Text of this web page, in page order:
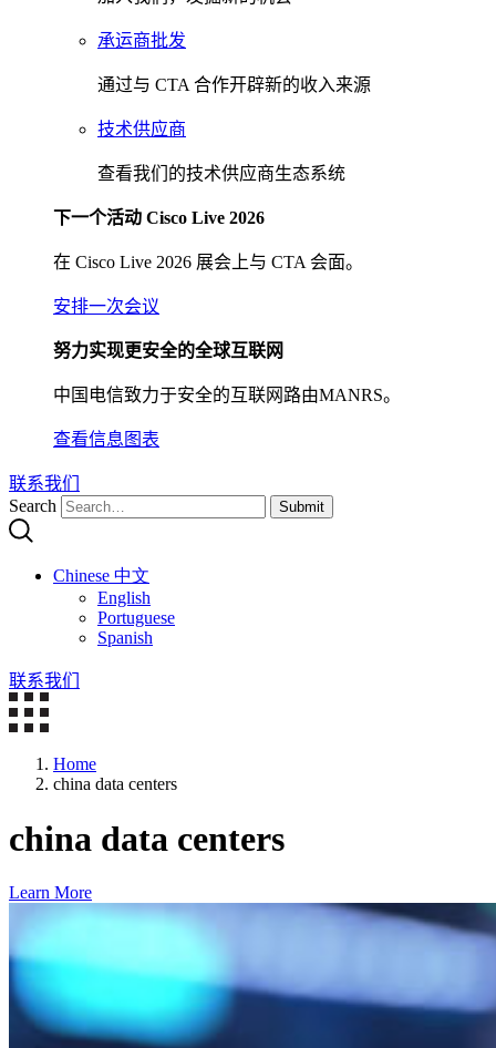
承运商批发
通过与 CTA 合作开辟新的收入来源
技术供应商
查看我们的技术供应商生态系统
下一个活动 Cisco Live 2026
在 Cisco Live 2026 展会上与 CTA 会面。
安排一次会议
努力实现更安全的全球互联网
中国电信致力于安全的互联网路由MANRS。
查看信息图表
联系我们
Search
Submit
Chinese 中文
English
Portuguese
Spanish
联系我们
Home
china data centers
china data centers
Learn More